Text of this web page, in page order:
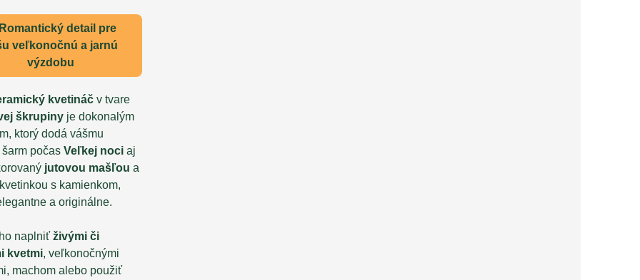
detail pre
veľkonočnú a jarnú
výzdobu
kvetináč v tvare
škrupiny je dokonalým
ktorý dodá vášmu
počas Veľkej noci aj
jutovou mašľou a
s kamienkom,
a originálne.
naplniť živými či
kvetmi, veľkonočnými
machom alebo použiť